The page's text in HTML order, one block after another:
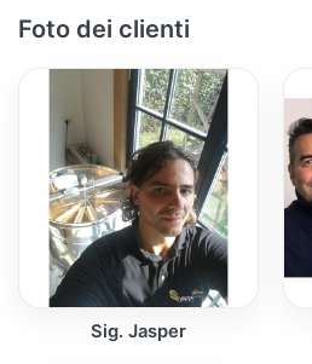
Foto dei clienti
Sig. Jasper